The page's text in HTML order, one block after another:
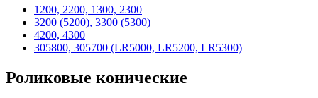
1200, 2200, 1300, 2300
3200 (5200), 3300 (5300)
4200, 4300
305800, 305700 (LR5000, LR5200, LR5300)
Роликовые конические